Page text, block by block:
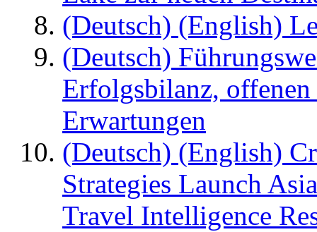
(Deutsch) (English)
(Deutsch)
Erfolgsbilanz,
Erwartungen
(Deutsch) (English)
Strategies Launch
Travel Intelligence